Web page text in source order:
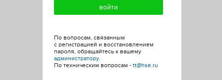
По вопросам, связанным
с регистрацией и восстановлением
пароля, обращайтесь к вашему
администратору.
По техническим вопросам - tt@hse.ru